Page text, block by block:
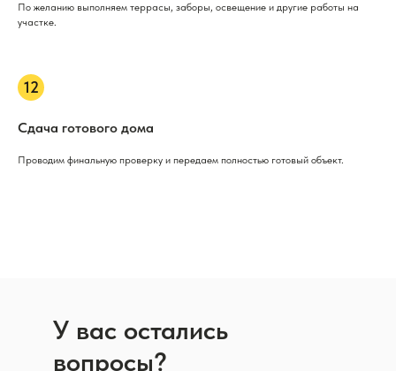
По желанию выполняем террасы, заборы, освещение и другие работы на
участке.
Сдача готового дома
Проводим финальную проверку и передаем полностью готовый объект.
У вас остались
вопросы?